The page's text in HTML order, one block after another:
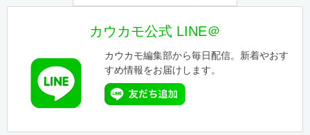
カウカモ公式 LINE＠
カウカモ編集部から毎日配信。新着やおす
すめ情報をお届けします。